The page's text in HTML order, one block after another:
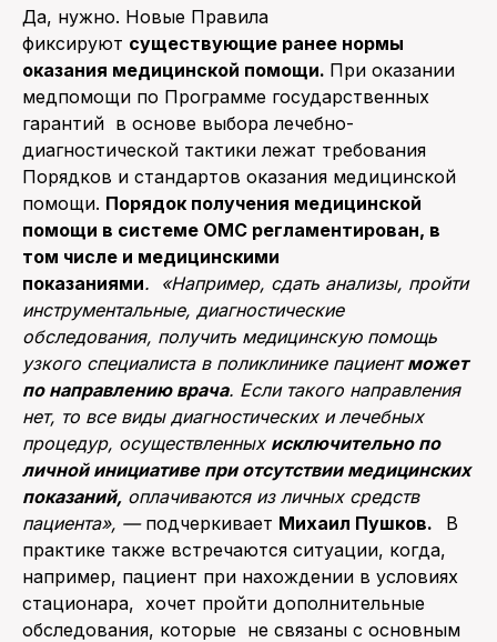
Да, нужно. Новые Правила
фиксируют существующие ранее нормы
оказания медицинской помощи. При оказании
медпомощи по Программе государственных
гарантий в основе выбора лечебно-
диагностической тактики лежат требования
Порядков и стандартов оказания медицинской
помощи. Порядок получения медицинской
помощи в системе ОМС регламентирован, в
том числе и медицинскими
показаниями.
«Например, сдать анализы, пройти
инструментальные, диагностические
обследования, получить медицинскую помощь
узкого специалиста в поликлинике пациентможет
по направлению врача. Если такого направления
нет, то все виды диагностических и лечебных
процедур, осуществленных исключительно по
личной инициативе при отсутствии медицинских
показаний, оплачиваются из личных средств
пациента», — подчеркивает Михаил Пушков. В
практике также встречаются ситуации, когда,
например, пациент при нахождении в условиях
стационара, хочет пройти дополнительные
обследования, которые не связаны с основным